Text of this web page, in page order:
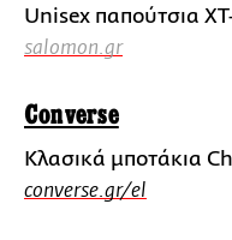
Unisex παπούτσια
salomon.gr
Converse
Κλασικά μποτάκια
converse.gr/el